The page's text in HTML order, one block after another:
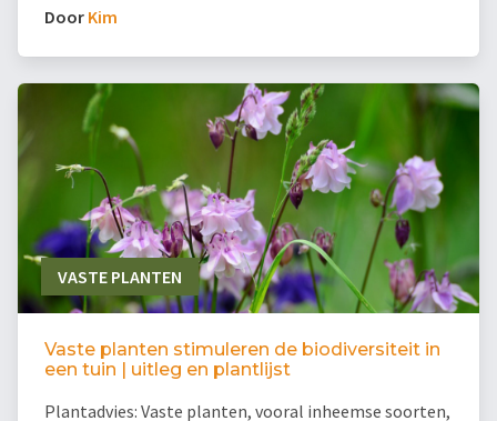
Door Kim
VASTE PLANTEN
Vaste planten stimuleren de biodiversiteit in
een tuin | uitleg en plantlijst
Plantadvies: Vaste planten, vooral inheemse soorten,